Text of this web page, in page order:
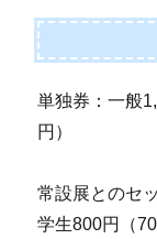
単独券：一般
円）
常設展とのセ
学生800円（